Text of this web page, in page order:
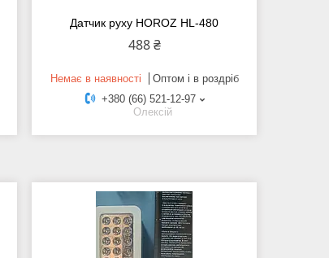
Датчик руху HOROZ HL-480
488 ₴
Немає в наявності
Оптом і в роздріб
+380 (66) 521-12-97
Олексій